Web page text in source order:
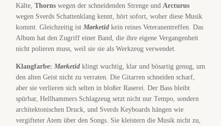
Kälte, Thorns wegen der schneidenden Strenge und Arcturus
wegen Sverds Schattenklang kennt, hört sofort, woher diese Musik
kommt. Gleichzeitig ist Mørketid kein reines Veteranentreffen. Das
Album hat den Zugriff einer Band, die ihre eigene Vergangenheit
nicht polieren muss, weil sie sie als Werkzeug verwendet.
Klangfarbe: Mørketid klingt wuchtig, klar und bösartig genug, um
den alten Geist nicht zu verraten. Die Gitarren schneiden scharf,
aber sie verlieren sich selten in bloßer Raserei. Der Bass bleibt
spürbar, Hellhammers Schlagzeug setzt nicht nur Tempo, sondern
architektonischen Druck, und Sverds Keyboards hängen wie
vergifteter Atem über den Songs. Sie kleistern die Musik nicht zu,